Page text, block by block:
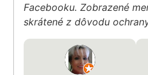
Facebooku. Zobrazené
skrátené z dôvodu